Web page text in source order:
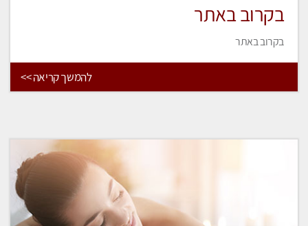
בקרוב באתר
בקרוב באתר
להמשך קריאה >>